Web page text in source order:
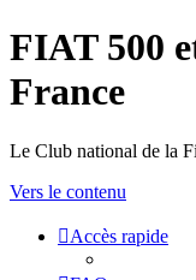
FIAT 500
France
Le Club national de la
Vers le contenu
Accès rapide